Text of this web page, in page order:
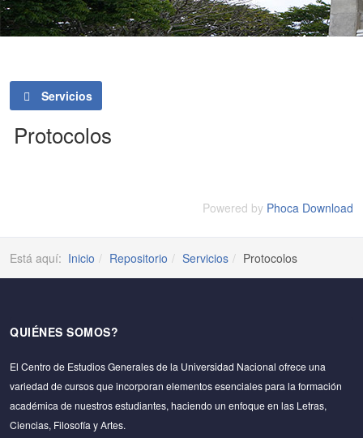
Servicios
Protocolos
Powered by Phoca Download
Está aquí: Inicio Repositorio Servicios Protocolos
QUIÉNES SOMOS?
El Centro de Estudios Generales de la Universidad Nacional ofrece una
variedad de cursos que incorporan elementos esenciales para la formación
académica de nuestros estudiantes, haciendo un enfoque en las Letras,
Ciencias, Filosofía y Artes.